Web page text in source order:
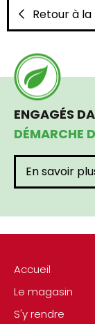
Retour à la
Accueil
Le magasin
S'y rendre
ENGAGÉS
DÉMARCHE
En savoir